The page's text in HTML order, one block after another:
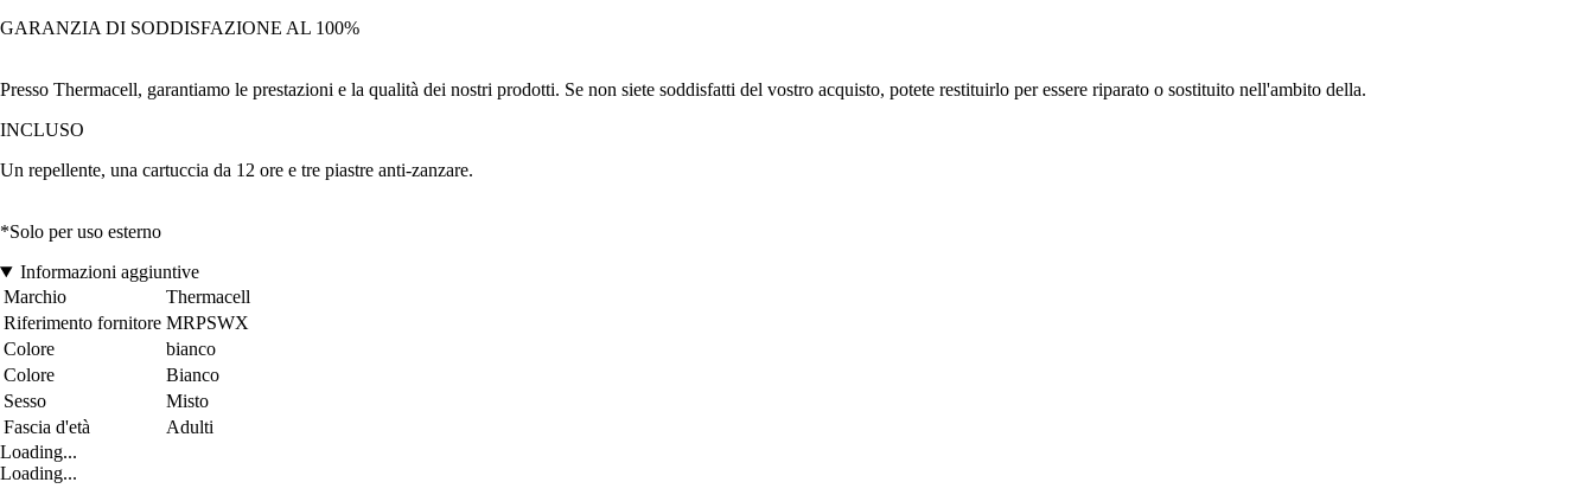
GARANZIA DI SODDISFAZIONE AL 100%
Presso Thermacell, garantiamo le prestazioni e la qualità dei nostri prodotti. Se non siete soddisfatti del vostro acquisto, potete restituirlo per essere riparato o sostituito nell'ambito della.
INCLUSO
Un repellente, una cartuccia da 12 ore e tre piastre anti-zanzare.
*Solo per uso esterno
Informazioni aggiuntive
Marchio
Thermacell
Riferimento fornitore MRPSWX
Colore
bianco
Colore
Bianco
Sesso
Misto
Fascia d'età
Adulti
Loading...
Loading...